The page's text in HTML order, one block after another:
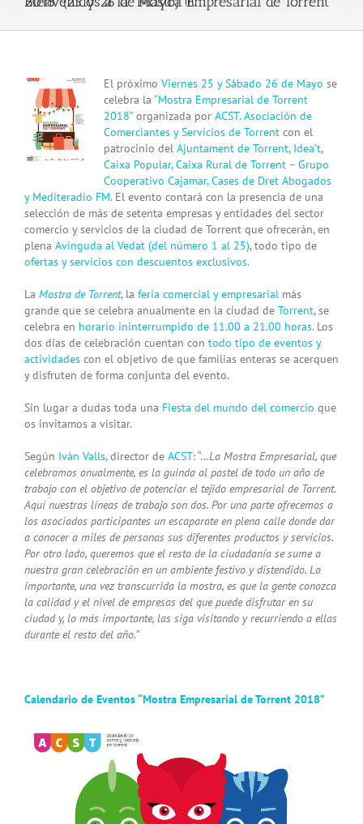
View
Larger
Image
El próximo Viernes 25 y Sábado 26 de Mayo se
celebra la “Mostra Empresarial de Torrent
2018”organizada por ACST. Asociación de
Comerciantes y Servicios de Torrentcon el
patrocinio del Ajuntament de Torrent, Idea’t,
Caixa Popular, Caixa Rural de Torrent – Grupo
Cooperativo Cajamar, Cases de Dret Abogados
y Mediteradio FM. El evento contará con la presencia de una
selección de más de setenta empresas y entidades del sector
comercio y servicios de la ciudad de Torrent que ofrecerán, en
plena Avinguda al Vedat (del número 1 al 25), todo tipo de
ofertas y servicios con descuentos exclusivos.
La Mostra de Torrent, la feria comercial y empresarial más
grande que se celebra anualmente en la ciudad de Torrent, se
celebra en horario ininterrumpido de 11.00 a 21.00 horas. Los
dos días de celebración cuentan con todo tipo de eventos y
actividades con el objetivo de que familias enteras se acerquen
y disfruten de forma conjunta del evento.
Sin lugar a dudas toda una Fiesta del mundo del comercio que
os invitamos a visitar.
Según Iván Valls,director de ACST: “…La Mostra Empresarial, que
celebramos anualmente, es la guinda al pastel de todo un año de
trabajo con el objetivo de potenciar el tejido empresarial de Torrent.
Aquí nuestras líneas de trabajo son dos. Por una parte ofrecemos a
los asociados participantes un escaparate en plena calle donde dar
a conocer a miles de personas sus diferentes productos y servicios.
Por otro lado, queremos que el resto de la ciudadanía se sume a
nuestra gran celebración en un ambiente festivo y distendido. Lo
importante, una vez transcurrida la mostra, es que la gente conozca
la calidad y el nivel de empresas del que puede disfrutar en su
ciudad y, lo más importante, las siga visitando y recurriendo a ellas
durante el resto del año.”
Calendario de Eventos “Mostra Empresarial de Torrent 2018”